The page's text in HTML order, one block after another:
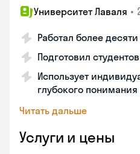
Университет Лаваля •
Работал более
Подготовил
Использует
глубокого
Читать дальше
Услуги и цены